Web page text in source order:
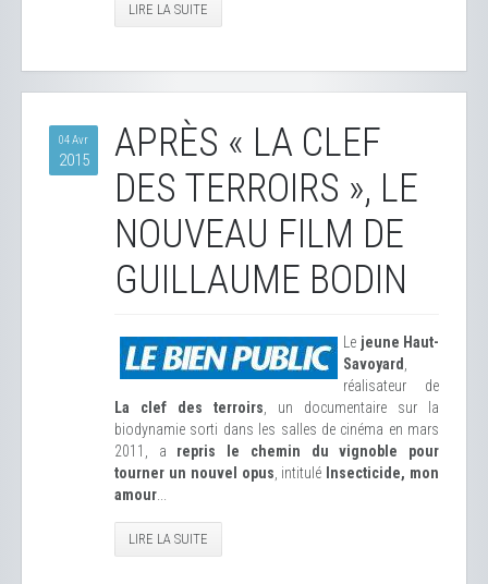
LIRE LA SUITE
04 Avr
2015
APRÈS « LA CLEF
DES TERROIRS », LE
NOUVEAU FILM DE
GUILLAUME BODIN
Le jeune Haut-
Savoyard
réalisateur de
La clef des terroirs , un documentaire sur la
biodynamie sorti dans les salles de cinéma en mars
2011, a repris le chemin du vignoble pour
tourner un nouvel opus , intitulé Insecticide, mon
amour
LIRE LA SUITE